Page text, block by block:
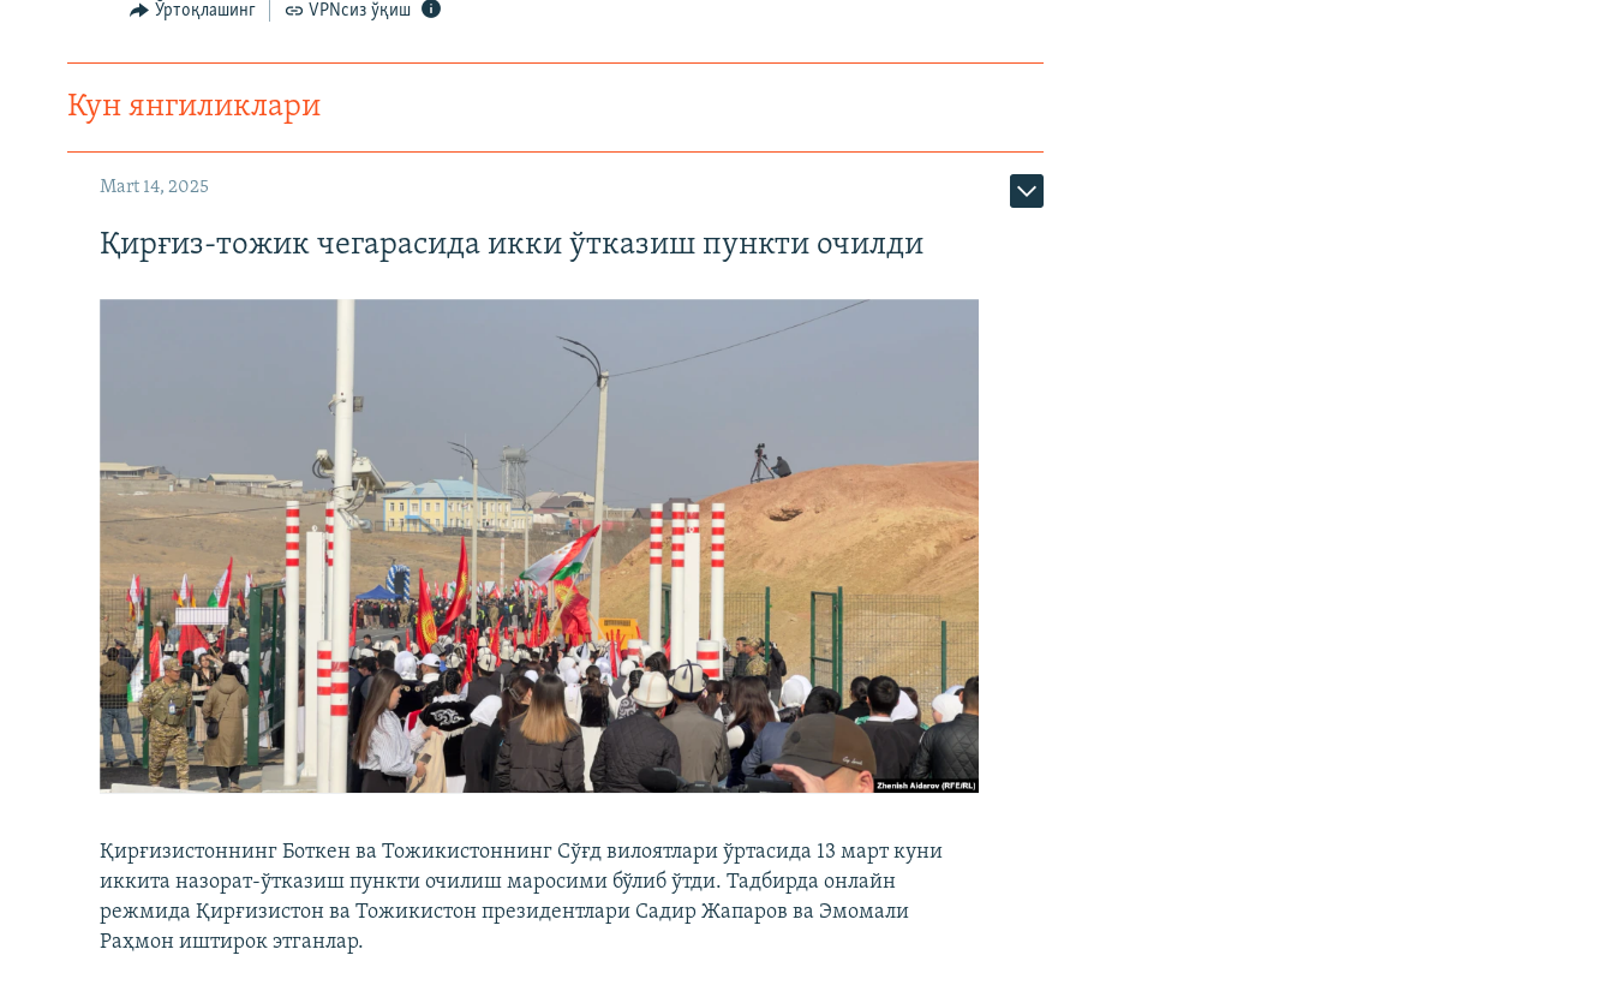
Ўртоқлашинг VPNсиз ўқиш
Кун янгиликлари
Mart 14, 2025
Қирғиз-тожик чегарасида икки ўтказиш пункти очилди
Қирғизистоннинг Боткен ва Тожикистоннинг Сўғд вилоятлари ўртасида 13 март куни
иккита назорат-ўтказиш пункти очилиш маросими бўлиб ўтди. Тадбирда онлайн
режмида Қирғизистон ва Тожикистон президентлари Садир Жапаров ва Эмомали
Раҳмон иштирок этганлар.